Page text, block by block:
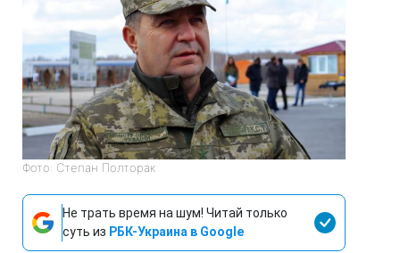
Фото: Степан Полторак
Не трать время на шум! Читай только
суть из РБК-Украина в Google